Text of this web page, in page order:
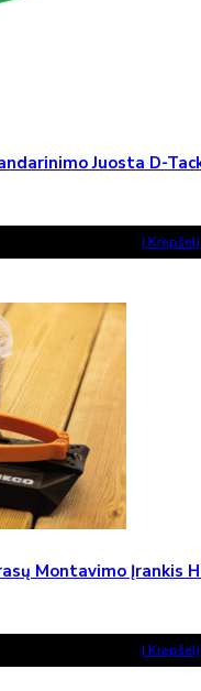
Juosta D-
Į Krepšelį
Montavimo Įrankis
Į Krepšelį